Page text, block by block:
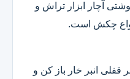
آچار ابزار تراش و
چکش است.
قفلی انبر خار باز کن و